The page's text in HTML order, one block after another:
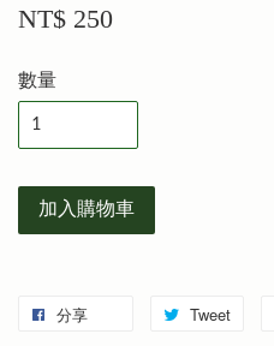
NT$ 250
數量
加入購物車
分享 Tweet